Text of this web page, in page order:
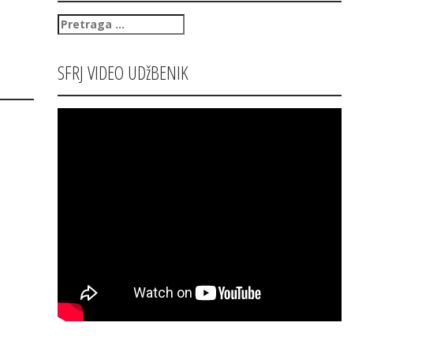
Pretraga
za:
SFRJ VIDEO UDžBENIK